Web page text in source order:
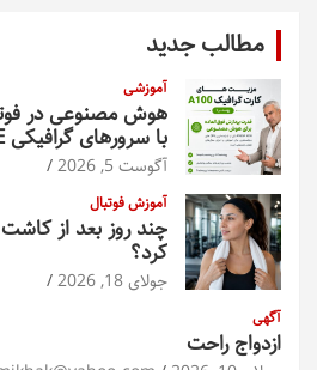
مطالب جدید
آموزشی
هوش مصنوعی در
با سرورهای گرافیکی HPE
آگوست 5, 2026
آموزش فوتبال
چند روز بعد از
کرد؟
جولای 18, 2026
آگهی
ازدواج راحت